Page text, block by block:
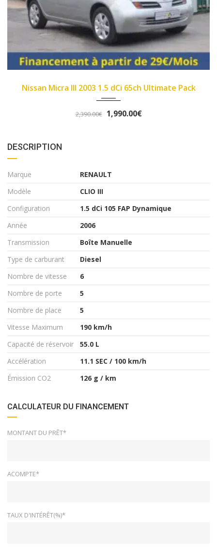
Pack Fiat Panda II 2007 1.1 8v 54ch
DESCRIPTION
Marque
RENAULT
Modèle
CLIO III
Configuration
1.5 dCi 105 FAP Dynamique
Année
2006
Transmission
Boîte Manuelle
Type de carburant
Diesel
Nombre de vitesse
6
Nombre de porte
5
Nombre de place
5
Vitesse Maximum
190 km/h
Capacité de réservoir
55.0 L
Accélération
11.1 SEC / 100 km/h
Émission CO2
126 g / km
CALCULATEUR DU FINANCEMENT
MONTANT DU PRÊT*
ACOMPTE*
TAUX D'INTÉRÊT(%)*